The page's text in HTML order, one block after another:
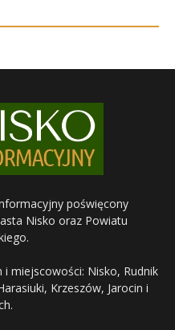
poświęcony
Nisko oraz Powiatu
miejscowości: Nisko, Rudnik
Krzeszów, Jarocin i